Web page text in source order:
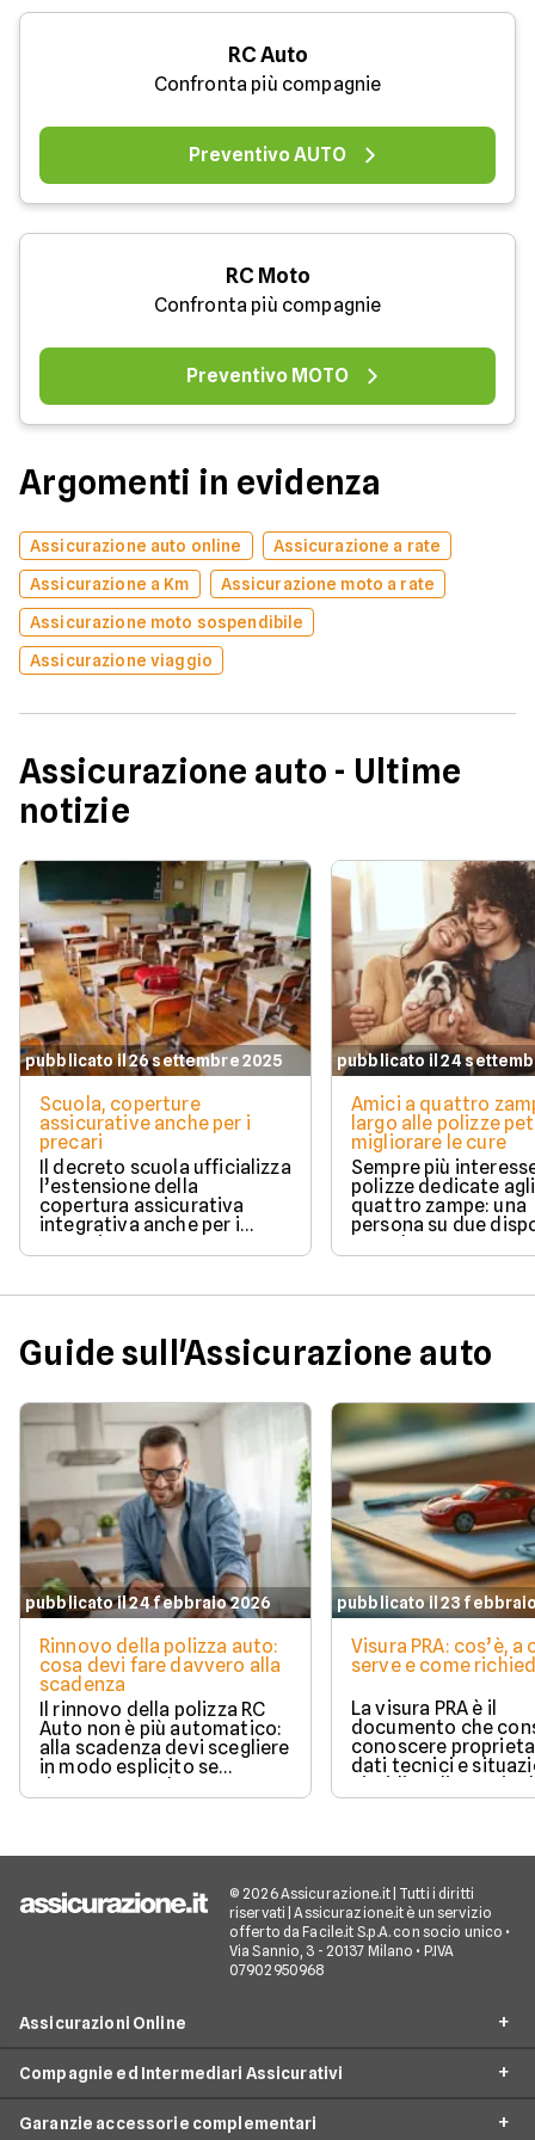
RC Auto
Confronta più compagnie
Preventivo AUTO
RC Moto
Confronta più compagnie
Preventivo MOTO
Argomenti in evidenza
Assicurazione auto online
Assicurazione a rate
Assicurazione a Km
Assicurazione moto a rate
Assicurazione moto sospendibile
Assicurazione viaggio
Assicurazione auto - Ultime
notizie
pubblicato il 26 settembre 2025
Scuola, coperture
assicurative anche per i
precari
Il decreto scuola ufficializza
l’estensione della
copertura assicurativa
integrativa anche per i
precari.
pubblicato il 24
Amici a quattro
largo alle polizze
migliorare le cure
Sempre più
polizze dedicate
quattro zampe: una
persona su due
spendere tra 100 e
l’anno.
Guide sull'Assicurazione auto
pubblicato il 24 febbraio 2026
Rinnovo della polizza auto:
cosa devi fare davvero alla
scadenza
Il rinnovo della polizza RC
Auto non è più automatico:
alla scadenza devi scegliere
in modo esplicito se
rinnovare con la stessa
compagnia o stipulare un
pubblicato il 23
Visura PRA: cos’è, a
serve e come
La visura PRA è il
documento che
conoscere
dati tecnici e
giuridica di un
iscritto al Pubblico
© 2026 Assicurazione.it | Tutti i diritti
riservati | Assicurazione.it è un servizio
offerto da Facile.it S.p.A. con socio unico •
Via Sannio, 3 - 20137 Milano • P.IVA
07902950968
Assicurazioni Online
RC Auto
RC Moto
Compagnie ed Intermediari Assicurativi
Garanzie accessorie complementari